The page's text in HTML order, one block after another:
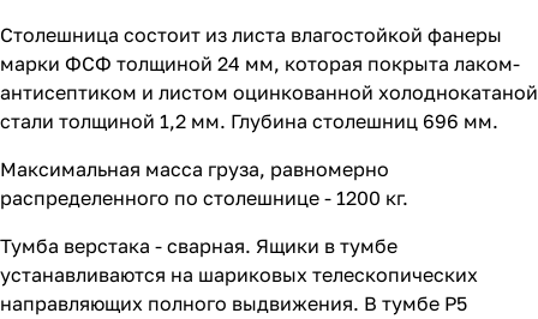
Столешница состоит из листа влагостойкой фанеры
марки ФСФ толщиной 24 мм, которая покрыта лаком-
антисептиком и листом оцинкованной холоднокатаной
стали толщиной 1,2 мм. Глубина столешниц 696 мм.
Максимальная масса груза, равномерно
распределенного по столешнице - 1200 кг.
Тумба верстака - сварная. Ящики в тумбе
устанавливаются на шариковых телескопических
направляющих полного выдвижения. В тумбе P5